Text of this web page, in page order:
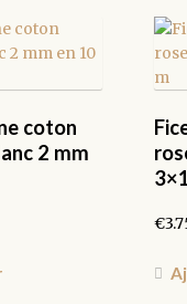
coton
2 mm
€